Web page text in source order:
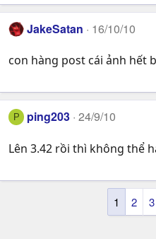
JakeSatan 16/10/10
con hàng post cái ảnh hết
P ping203 24/9/10
Lên 3.42 rồi thì không thể
1 2 3